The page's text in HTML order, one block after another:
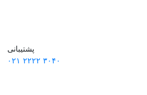
پشتیبانی
۳۰۴۰ ۲۲۲۲
۰۲۱